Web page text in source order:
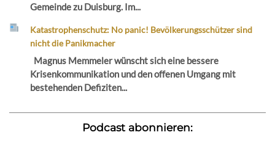
Gemeinde zu Duisburg. Im...
Katastrophenschutz: No panic! Bevölkerungsschützer sind
nicht die Panikmacher
Magnus Memmeler wünscht sich eine bessere
Krisenkommunikation und den offenen Umgang mit
bestehenden Defiziten...
Podcast abonnieren: